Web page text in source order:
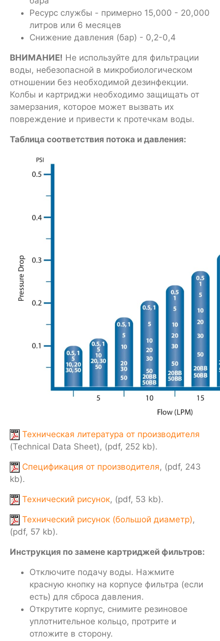
Ресурс службы - примерно 15,000 - 20,000
литров или 6 месяцев
Снижение давления (бар) - 0,2-0,4
ВНИМАНИЕ! Не используйте для фильтрации
воды, небезопасной в микробиологическом
отношении без необходимой дезинфекции.
Колбы и картриджи необходимо защищать от
замерзания, которое может вызвать их
повреждение и привести к протечкам воды.
Таблица соответствия потока и давления:
Техническая литература от производителя
(Technical Data Sheet), (pdf, 252 kb).
Спецификация от производителя, (pdf, 243
kb).
Технический рисунок, (pdf, 53 kb).
Технический рисунок (большой диаметр),
(pdf, 57 kb).
Инструкция по замене картриджей фильтров:
Отключите подачу воды. Нажмите
красную кнопку на корпусе фильтра (если
есть) для сброса давления.
Открутите корпус, снимите резиновое
уплотнительное кольцо, протрите и
отложите в сторону.